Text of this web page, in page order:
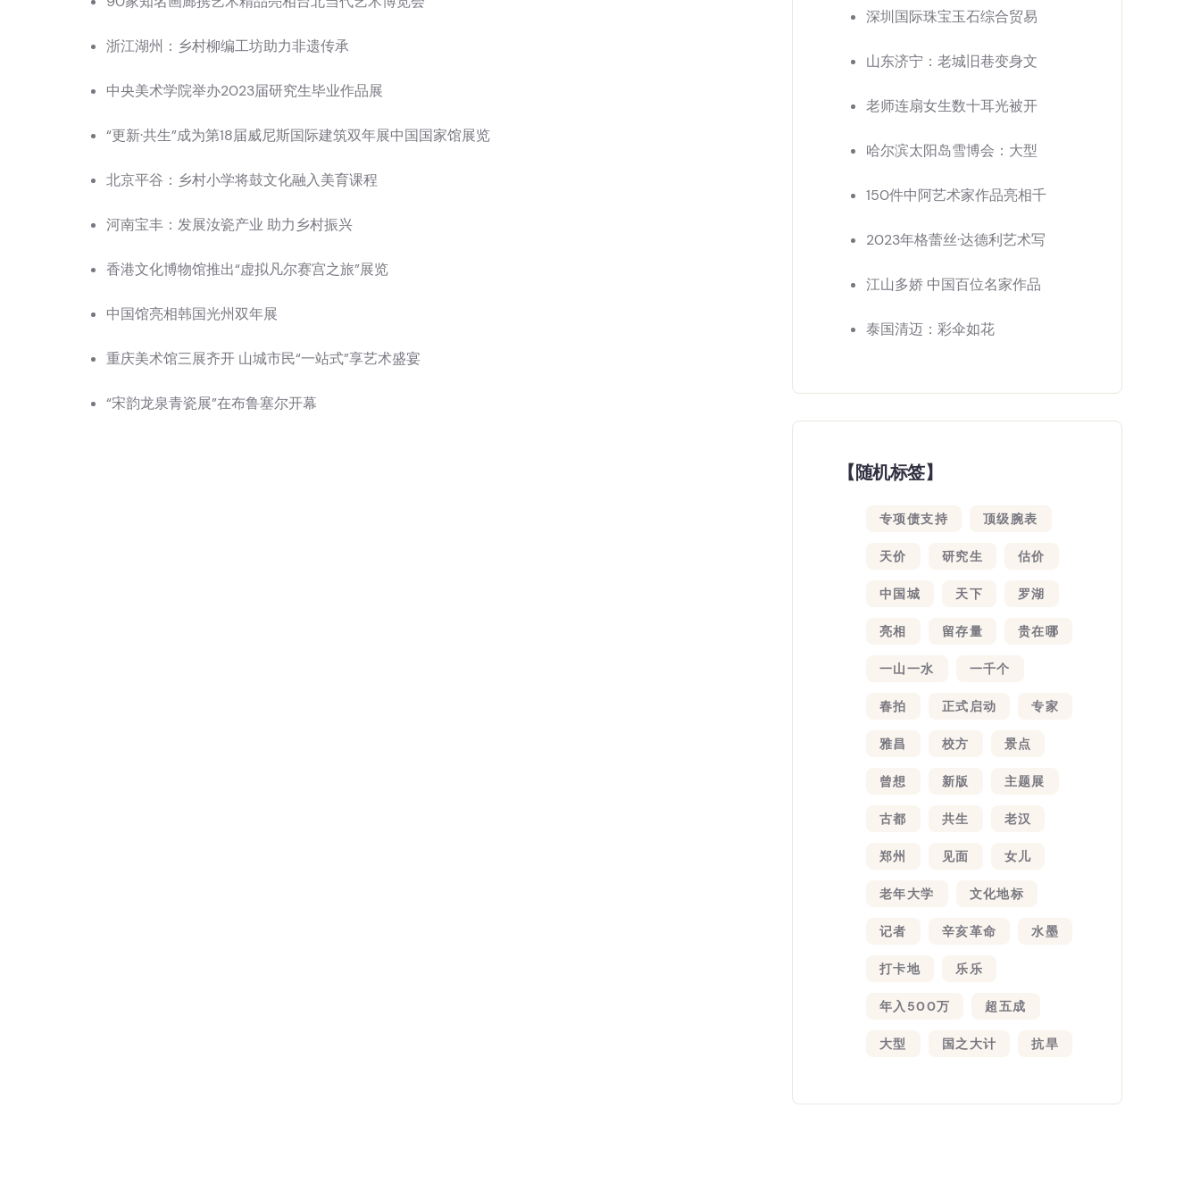
浙江湖州：乡村柳编工坊助力非遗传承
中央美术学院举办2023届研究生毕业作品展
“更新·共生”成为第18届威尼斯国际建筑双年展中国国家馆展览
北京平谷：乡村小学将鼓文化融入美育课程
河南宝丰：发展汝瓷产业 助力乡村振兴
香港文化博物馆推出“虚拟凡尔赛宫之旅”展览
中国馆亮相韩国光州双年展
重庆美术馆三展齐开 山城市民“一站式”享艺术盛宴
“宋韵龙泉青瓷展”在布鲁塞尔开幕
深圳国际珠宝玉石综合贸易
山东济宁：老城旧巷变身文
老师连扇女生数十耳光被开
哈尔滨太阳岛雪博会：大型
150件中阿艺术家作品亮相千
2023年格蕾丝·达德利艺术写
江山多娇 中国百位名家作品
泰国清迈：彩伞如花
【随机标签】
专项债支持 顶级腕表
天价 研究生 估价
中国城 天下 罗湖
亮相 留存量 贵在哪
一山一水 一千个
春拍 正式启动 专家
雅昌 校方 景点
曾想 新版 主题展
古都 共生 老汉
郑州 见面 女儿
老年大学 文化地标
记者 辛亥革命 水墨
打卡地 乐乐
年入500万 超五成
大型 国之大计 抗旱